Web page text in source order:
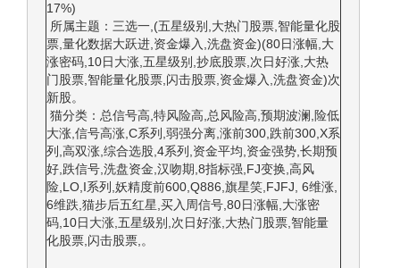
17%)
所属主题：三选一,(五星级别,大热门股票,智能量化股
票,量化数据大跃进,资金爆入,洗盘资金)(80日涨幅,大
涨密码,10日大涨,五星级别,抄底股票,次日好涨,大热
门股票,智能量化股票,闪击股票,资金爆入,洗盘资金)次
新股。
猫分类：总信号高,特风险高,总风险高,预期波澜,险低
大涨,信号高涨,C系列,弱强分离,涨前300,跌前300,X系
列,高双涨,综合选股,4系列,资金平均,资金强势,长期预
好,跌信号,洗盘资金,汉吻期,8指标强,FJ变换,高风
险,LO,I系列,妖精度前600,Q886,旗星笑,FJFJ, 6维涨,
6维跌,猫步后五红星,买入周信号,80日涨幅,大涨密
码,10日大涨,五星级别,次日好涨,大热门股票,智能量
化股票,闪击股票,。